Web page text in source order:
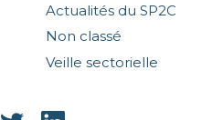
Actualités du SP2C
Non classé
Veille sectorielle